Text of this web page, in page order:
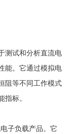
测试和分析直流电
能。它通过模拟电
阻等不同工作模式
指标。
子负载产品。它